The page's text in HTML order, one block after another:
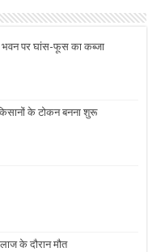
पर घांस-फूस का कब्जा
के टोकन बनना शुरू
के दौरान मौत